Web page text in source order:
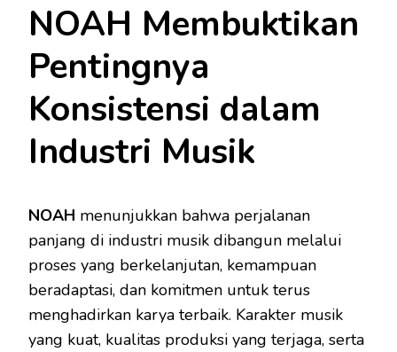
NOAH Membuktikan
Pentingnya
Konsistensi dalam
Industri Musik
NOAH menunjukkan bahwa perjalanan
panjang di industri musik dibangun melalui
proses yang berkelanjutan, kemampuan
beradaptasi, dan komitmen untuk terus
menghadirkan karya terbaik. Karakter musik
yang kuat, kualitas produksi yang terjaga, serta